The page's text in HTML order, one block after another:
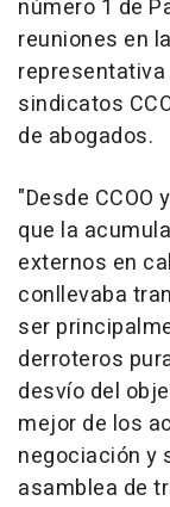
número 1 de
reuniones en
representativa
sindicatos
de abogados.
"Desde
que la
externos en
conllevaba
ser
derroteros
desvío del
mejor de los
negociación y
asamblea de